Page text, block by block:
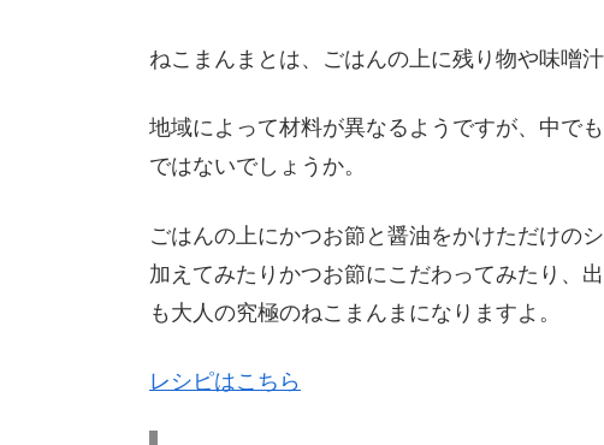
ねこまんまとは、ごはんの上に残り物や味噌
地域によって材料が異なるようですが、中で
ではないでしょうか。
ごはんの上にかつお節と醤油をかけただけの
加えてみたりかつお節にこだわってみたり、
も大人の究極のねこまんまになりますよ。
レシピはこちら